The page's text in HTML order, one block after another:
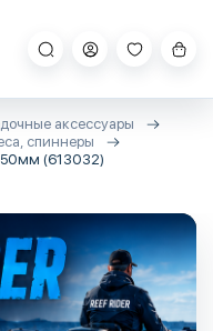
аксессуары
спиннеры
(613032)